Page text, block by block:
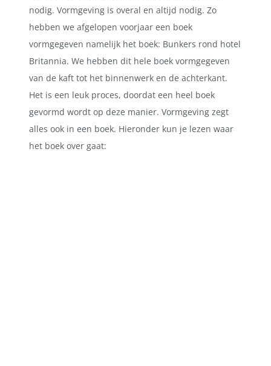
nodig. Vormgeving is overal en altijd nodig. Zo
hebben we afgelopen voorjaar een boek
vormgegeven namelijk het boek: Bunkers rond hotel
Britannia. We hebben dit hele boek vormgegeven
van de kaft tot het binnenwerk en de achterkant.
Het is een leuk proces, doordat een heel boek
gevormd wordt op deze manier. Vormgeving zegt
alles ook in een boek. Hieronder kun je lezen waar
het boek over gaat: